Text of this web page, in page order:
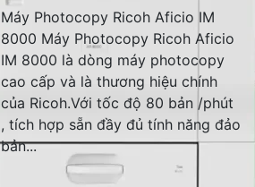
Máy Photocopy Ricoh Aficio IM
8000 Máy Photocopy Ricoh Aficio
IM 8000 là dòng máy photocopy
cao cấp và là thương hiệu chính
của Ricoh.Với tốc độ 80 bản /phút
, tích hợp sẵn đầy đủ tính năng đảo
bản...